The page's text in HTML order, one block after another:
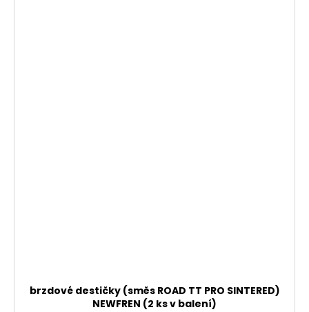
brzdové destičky (směs ROAD TT PRO SINTERED)
NEWFREN (2 ks v balení)